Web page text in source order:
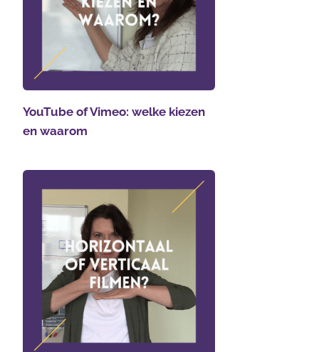
YouTube of Vimeo: welke kiezen
en waarom